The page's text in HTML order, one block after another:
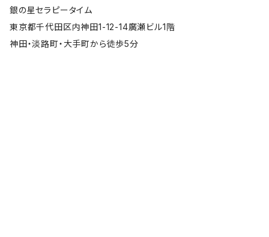
銀の星セラピータイム
東京都千代田区内神田1-12-14廣瀬ビル1階
神田・淡路町・大手町から徒歩5分